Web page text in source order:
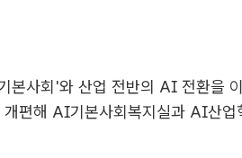
본사회'와 산업 전반의 AI 전환을
편해 AI기본사회복지실과 AI산업